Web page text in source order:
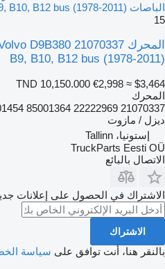
الباصات Volvo B6, B7, B9, B10, B12 bus (1978-2011)
15
B9, B10, B12 bus (1978-2011)
TND 10,150.000 €2,998 ≈ $3,464
المحرك
21070337 22222969 85001364 85001454
ديزل / مازوت
إستونيا، Tallinn
TruckParts Eesti OÜ
الاتصال بالبائع
الاشتراك في الحصول على إعلانات
الاشتراك
بالنقر هنا، أنت توافق على سياسة